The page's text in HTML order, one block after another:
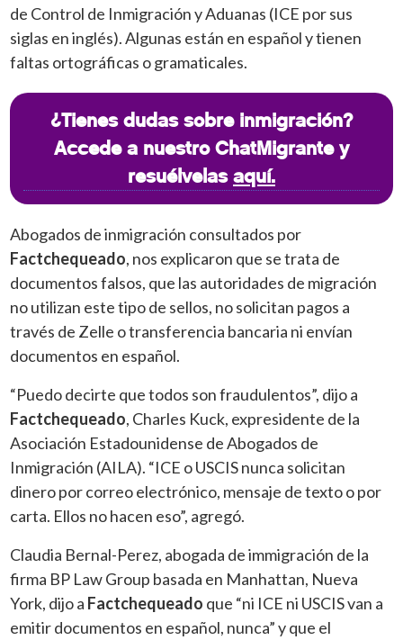
de Control de Inmigración y Aduanas (ICE por sus
siglas en inglés). Algunas están en español y tienen
faltas ortográficas o gramaticales.
¿Tienes dudas sobre inmigración?
Accede a nuestro ChatMigrante y
resuélvelasaquí.
Abogados de inmigración consultados por
Factchequeado, nos explicaron que se trata de
documentos falsos, que las autoridades de migración
no utilizan este tipo de sellos, no solicitan pagos a
través de Zelle o transferencia bancaria ni envían
documentos en español.
“Puedo decirte que todos son fraudulentos”, dijo a
Factchequeado, Charles Kuck, expresidente de la
Asociación Estadounidense de Abogados de
Inmigración (AILA). “ICE o USCIS nunca solicitan
dinero por correo electrónico, mensaje de texto o por
carta. Ellos no hacen eso”, agregó.
Claudia Bernal-Perez, abogada de immigración de la
firma BP Law Group basada en Manhattan, Nueva
York, dijo a Factchequeado que “ni ICE ni USCIS van a
emitir documentos en español, nunca” y que el